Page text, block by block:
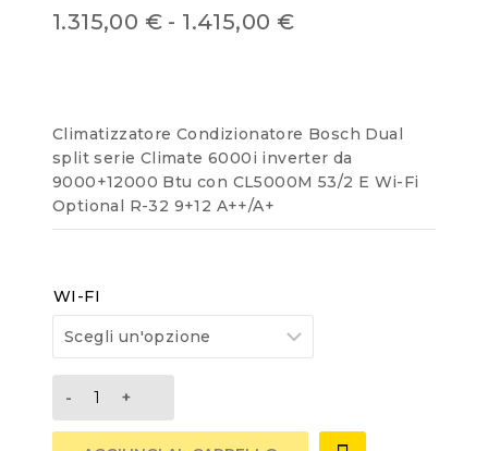
0
out
1.315,00 € - 1.415,00 €
Climatizzatore Condizionatore Bosch Dual
split serie Climate 6000i inverter da
9000+12000 Btu con CL5000M 53/2 E Wi-Fi
Optional R-32 9+12 A++/A+
WI-FI